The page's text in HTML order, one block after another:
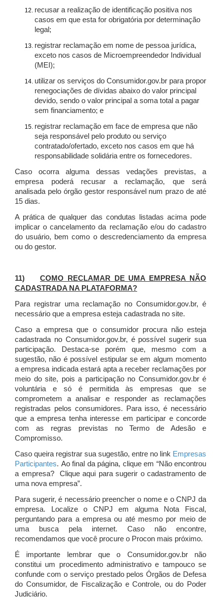
recusar a realização de identificação positiva nos
casos em que esta for obrigatória por determinação
legal;
registrar reclamação em nome de pessoa jurídica,
exceto nos casos de Microempreendedor Individual
(MEI);
utilizar os serviços do Consumidor.gov.br para propor
renegociações de dívidas abaixo do valor principal
devido, sendo o valor principal a soma total a pagar
sem financiamento; e
registrar reclamação em face de empresa que não
seja responsável pelo produto ou serviço
contratado/ofertado, exceto nos casos em que há
responsabilidade solidária entre os fornecedores.
Caso ocorra alguma dessas vedações previstas, a
empresa poderá recusar a reclamação, que será
analisada pelo órgão gestor responsável num prazo de até
15 dias.
A prática de qualquer das condutas listadas acima pode
implicar o cancelamento da reclamação e/ou do cadastro
do usuário, bem como o descredenciamento da empresa
ou do gestor.
11)COMO RECLAMAR DE UMA EMPRESA NÃO
CADASTRADA NA PLATAFORMA?
Para registrar uma reclamação no Consumidor.gov.br, é
necessário que a empresa esteja cadastrada no site.
Caso a empresa que o consumidor procura não esteja
cadastrada no Consumidor.gov.br, é possível sugerir sua
participação. Destaca-se porém que, mesmo com a
sugestão, não é possível estipular se em algum momento
a empresa indicada estará apta a receber reclamações por
meio do site, pois a participação no Consumidor.gov.br é
voluntária e só é permitida às empresas que se
comprometem a analisar e responder as reclamações
registradas pelos consumidores. Para isso, é necessário
que a empresa tenha interesse em participar e concorde
com as regras previstas no Termo de Adesão e
Compromisso.
Caso queira registrar sua sugestão, entre no link Empresas
Participantes. Ao final da página, clique em “Não encontrou
a empresa? Clique aqui para sugerir o cadastramento de
uma nova empresa”.
Para sugerir, é necessário preencher o nome e o CNPJ da
empresa. Localize o CNPJ em alguma Nota Fiscal,
perguntando para a empresa ou até mesmo por meio de
uma busca pela internet. Caso não encontre,
recomendamos que você procure o Procon mais próximo.
É importante lembrar que o Consumidor.gov.br não
constitui um procedimento administrativo e tampouco se
confunde com o serviço prestado pelos Órgãos de Defesa
do Consumidor, de Fiscalização e Controle, ou do Poder
Judiciário.